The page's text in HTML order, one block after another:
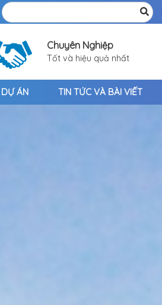
Chuyên Nghiệp
Tốt và hiệu quả nhất
DỰ ÁN TIN TỨC VÀ BÀI VIẾT